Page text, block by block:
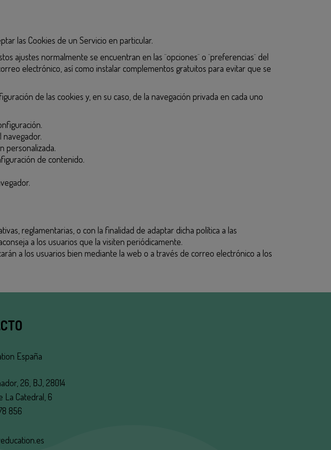
las Cookies de un Servicio en particular.
ajustes normalmente se encuentran en las ¨opciones¨ o ¨preferencias¨ del
electrónico, así como instalar complementos gratuitos para evitar que se
de las cookies y, en su caso, de la navegación privada en cada uno
personalizada.
de contenido.
reglamentarias, o con la finalidad de adaptar dicha política a las
a los usuarios que la visiten periódicamente.
a los usuarios bien mediante la web o a través de correo electrónico a los
España
26, BJ, 28014
La Catedral, 6
856